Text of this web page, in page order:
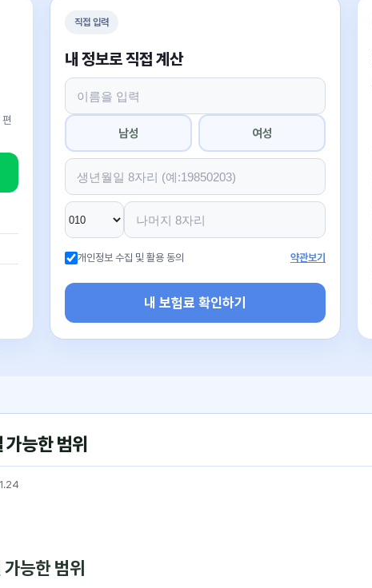
직접 입력
내 정보로 직접 계산
남성 여성
개인정보 수집 및 활용 동의 약관보기
내 보험료 확인하기
능한 범위
능한 범위